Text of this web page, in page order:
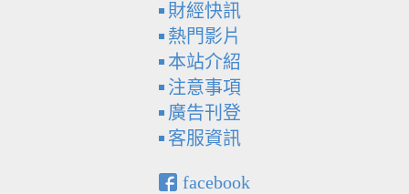
財經快訊
熱門影片
本站介紹
注意事項
廣告刊登
客服資訊
facebook